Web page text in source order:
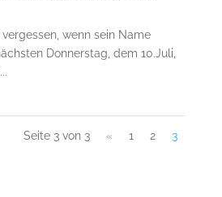
vergessen, wenn sein Name
Donnerstag, dem 10.Juli,
Seite 3 von 3 « 1 2 3